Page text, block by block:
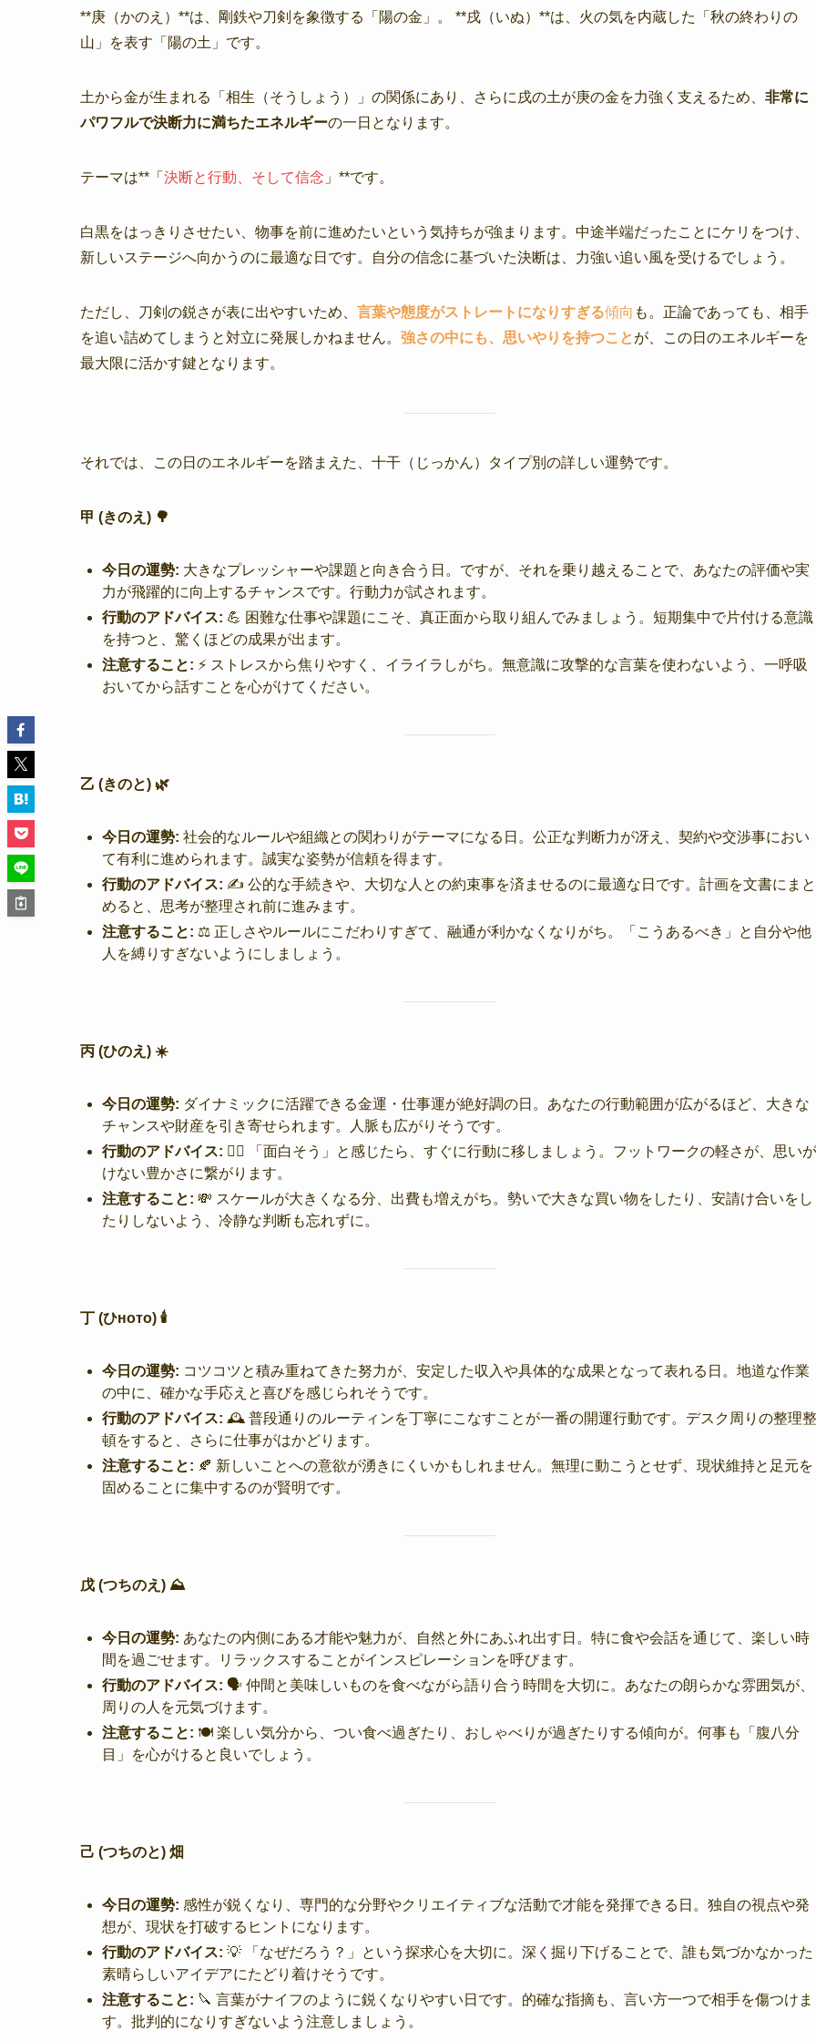
**庚（かのえ）**は、剛鉄や刀剣を象徴する「陽の金」。 **戌（いぬ）**は、火の気を内蔵した「秋の終わりの
山」を表す「陽の土」です。
土から金が生まれる「相生（そうしょう）」の関係にあり、さらに戌の土が庚の金を力強く支えるため、 非常に
パワフルで決断力に満ちたエネルギーの一日となります。
テーマは**「 決断と行動、そして信念 」**です。
白黒をはっきりさせたい、物事を前に進めたいという気持ちが強まります。中途半端だったことにケリをつけ、
新しいステージへ向かうのに最適な日です。自分の信念に基づいた決断は、力強い追い風を受けるでしょう。
ただし、刀剣の鋭さが表に出やすいため、 言葉や態度がストレートになりすぎる傾向 も。正論であっても、相手
を追い詰めてしまうと対立に発展しかねません。 強さの中にも、思いやりを持つことが、この日のエネルギーを
最大限に活かす鍵となります。
それでは、この日のエネルギーを踏まえた、十干（じっかん）タイプ別の詳しい運勢です。
甲 (きのえ) 🌳
今日の運勢: 大きなプレッシャーや課題と向き合う日。ですが、それを乗り越えることで、あなたの評価や実
力が飛躍的に向上するチャンスです。行動力が試されます。
行動のアドバイス: 💪 困難な仕事や課題にこそ、真正面から取り組んでみましょう。短期集中で片付ける意識
を持つと、驚くほどの成果が出ます。
注意すること: ⚡️ ストレスから焦りやすく、イライラしがち。無意識に攻撃的な言葉を使わないよう、一呼吸
おいてから話すことを心がけてください。
乙 (きのと) 🌿
今日の運勢: 社会的なルールや組織との関わりがテーマになる日。公正な判断力が冴え、契約や交渉事におい
て有利に進められます。誠実な姿勢が信頼を得ます。
行動のアドバイス: ✍️ 公的な手続きや、大切な人との約束事を済ませるのに最適な日です。計画を文書にまと
めると、思考が整理され前に進みます。
注意すること: ⚖️ 正しさやルールにこだわりすぎて、融通が利かなくなりがち。「こうあるべき」と自分や他
人を縛りすぎないようにしましょう。
丙 (ひのえ) ☀️
今日の運勢: ダイナミックに活躍できる金運・仕事運が絶好調の日。あなたの行動範囲が広がるほど、大きな
チャンスや財産を引き寄せられます。人脈も広がりそうです。
行動のアドバイス: 🏃‍♂️ 「面白そう」と感じたら、すぐに行動に移しましょう。フットワークの軽さが、思いが
けない豊かさに繋がります。
注意すること: 💸 スケールが大きくなる分、出費も増えがち。勢いで大きな買い物をしたり、安請け合いをし
たりしないよう、冷静な判断も忘れずに。
丁 (ひното) 🕯️
今日の運勢: コツコツと積み重ねてきた努力が、安定した収入や具体的な成果となって表れる日。地道な作業
の中に、確かな手応えと喜びを感じられそうです。
行動のアドバイス: 🕰️ 普段通りのルーティンを丁寧にこなすことが一番の開運行動です。デスク周りの整理整
頓をすると、さらに仕事がはかどります。
注意すること: 🍂 新しいことへの意欲が湧きにくいかもしれません。無理に動こうとせず、現状維持と足元を
固めることに集中するのが賢明です。
戊 (つちのえ) ⛰️
今日の運勢: あなたの内側にある才能や魅力が、自然と外にあふれ出す日。特に食や会話を通じて、楽しい時
間を過ごせます。リラックスすることがインスピレーションを呼びます。
行動のアドバイス: 🗣️ 仲間と美味しいものを食べながら語り合う時間を大切に。あなたの朗らかな雰囲気が、
周りの人を元気づけます。
注意すること: 🍽️ 楽しい気分から、つい食べ過ぎたり、おしゃべりが過ぎたりする傾向が。何事も「腹八分
目」を心がけると良いでしょう。
己 (つちのと) 畑
今日の運勢: 感性が鋭くなり、専門的な分野やクリエイティブな活動で才能を発揮できる日。独自の視点や発
想が、現状を打破するヒントになります。
行動のアドバイス: 💡 「なぜだろう？」という探求心を大切に。深く掘り下げることで、誰も気づかなかった
素晴らしいアイデアにたどり着けそうです。
注意すること: 🔪 言葉がナイフのように鋭くなりやすい日です。的確な指摘も、言い方一つで相手を傷つけま
す。批判的になりすぎないよう注意しましょう。